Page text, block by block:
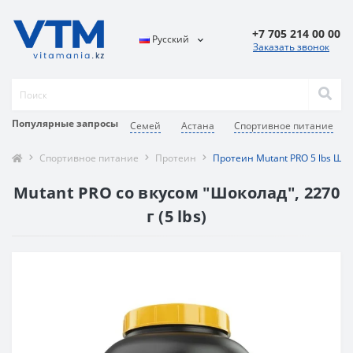
Популярные запросы Семей Астана Спортивное питание
Русский +7 705 214 00 00
Заказать звонок
Спортивное питание Протеин Протеин Mutant PRO 5 lbs
Mutant PRO со вкусом "Шоколад", 2270
г (5 lbs)